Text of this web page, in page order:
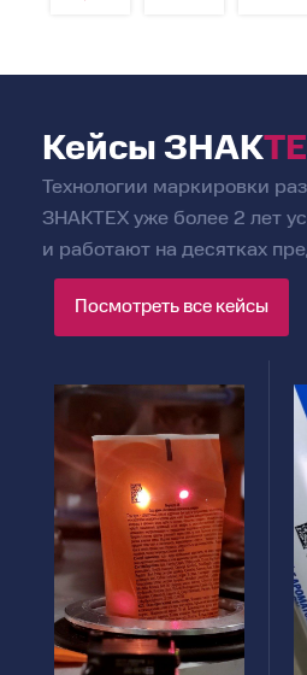
Кейсы ЗНАК
Технологии маркировки
ЗНАКТЕХ уже более 2 лет
и работают на десятках
Посмотреть все кейсы